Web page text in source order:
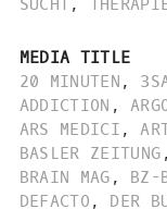
SUCHT,
MEDIA TITLE
20 MINUTEN ,
ADDICTION ,
ARS MEDICI ,
BASLER ZEITUNG ,
BRAIN MAG , BZ-
DEFACTO , DER